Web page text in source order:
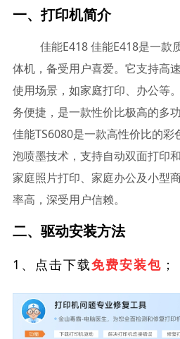
一、打印机简介
佳能E418 佳能E418是一款
体机，备受用户喜爱。它支持高
使用场景，如家庭打印、办公等
务便捷，是一款性价比极高的多
佳能TS6080是一款高性价比的
泡喷墨技术，支持自动双面打印
家庭照片打印、家庭办公及小型
率高，深受用户信赖。
二、驱动安装方法
1、点击下载免费安装包 ；